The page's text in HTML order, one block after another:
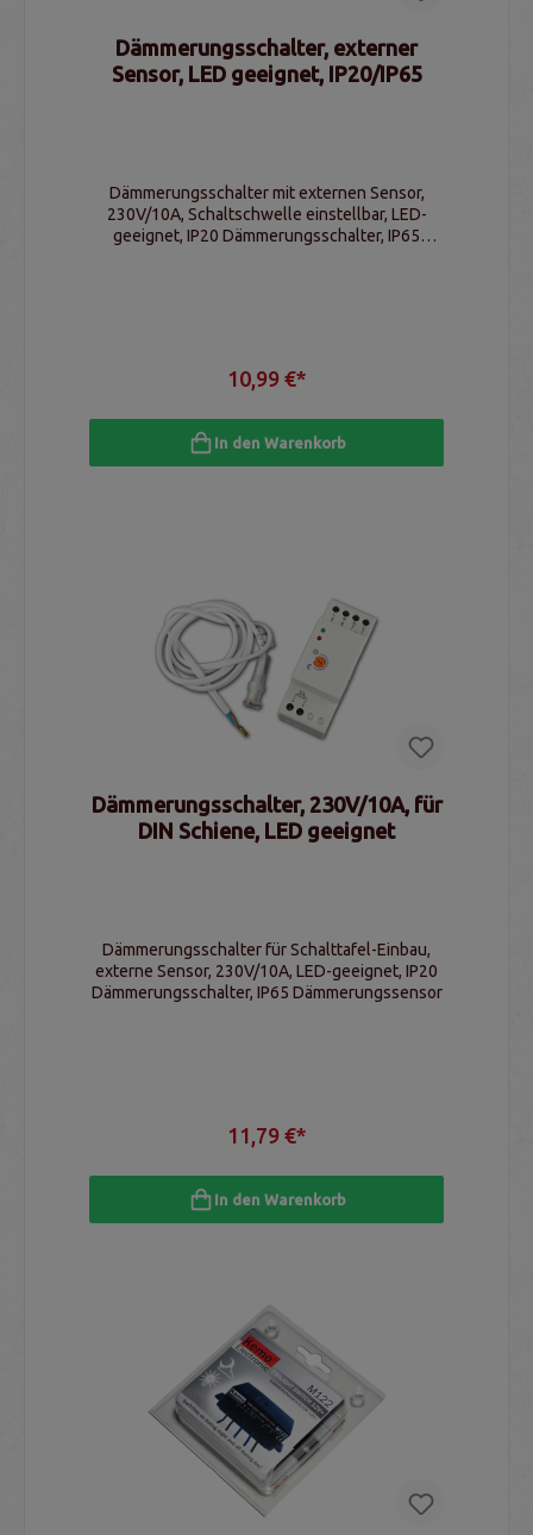
Dämmerungsschalter, externer
Sensor, LED geeignet, IP20/IP65
Dämmerungsschalter mit externen Sensor,
230V/10A, Schaltschwelle einstellbar, LED-
geeignet, IP20 Dämmerungsschalter, IP65
10,99 €*
In den Warenkorb
Dämmerungsschalter, 230V/10A, für
DIN Schiene, LED geeignet
Dämmerungsschalter für Schalttafel-Einbau,
externe Sensor, 230V/10A, LED-geeignet, IP20
Dämmerungsschalter, IP65 Dämmerungssensor
11,79 €*
In den Warenkorb